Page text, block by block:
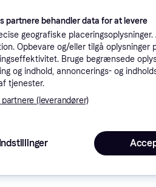
partnere behandler data for at levere
geografiske
Opbevare og/eller tilgå oplysninger
Bruge begrænsede
og indhold, annoncerings- og
tjenester.
(leverandører)
Indstillinger